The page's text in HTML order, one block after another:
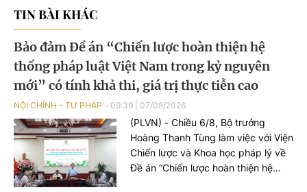
TIN BÀI KHÁC
Bảo đảm Đề án “Chiến lược hoàn thiện hệ
thống pháp luật Việt Nam trong kỷ nguyên
mới” có tính khả thi, giá trị thực tiễn cao
NỘI CHÍNH - TƯ PHÁP 09:39 07/08/2026
(PLVN) - Chiều 6/8, Bộ trưởng
Hoàng Thanh Tùng làm việc với Viện
Chiến lược và Khoa học pháp lý về
Đề án “Chiến lược hoàn thiện hệ